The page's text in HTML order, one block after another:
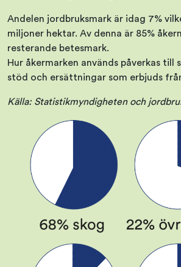
Andelen jordbruksmark är idag 7%
miljoner hektar. Av denna är 85%
resterande betesmark.
Hur åkermarken används påverkas till
stöd och ersättningar som erbjuds
Källa: Statistikmyndigheten och